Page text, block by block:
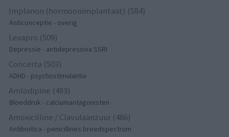
Implanon (hormoonimplantaat) (584)
Anticonceptie - overig
Lexapro (509)
Depressie - antidepressiva SSRI
Concerta (503)
ADHD - psychostimulantia
Amlodipine (493)
Bloeddruk - calciumantagonisten
Amoxicilline / Clavulaanzuur (486)
Antibiotica - penicillines breedspectrum